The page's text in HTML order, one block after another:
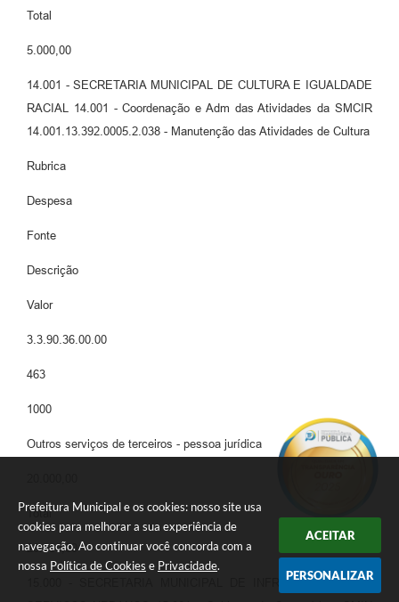
Prefeitura Municipal e os cookies: nosso site usa
cookies para melhorar a sua experiência de
navegação. Ao continuar você concorda com a
nossa Política de Cookies e Privacidade.
ACEITAR
PERSONALIZAR
Total
5.000,00
14.001 - SECRETARIA MUNICIPAL DE CULTURA E IGUALDADE
RACIAL 14.001 - Coordenação e Adm das Atividades da SMCIR
14.001.13.392.0005.2.038 - Manutenção das Atividades de Cultura
Rubrica
Despesa
Fonte
Descrição
Valor
3.3.90.36.00.00
463
1000
Outros serviços de terceiros - pessoa jurídica
Total
20.000,00
15.000 - SECRETARIA MUNICIPAL DE INFRAESTRUTURA E